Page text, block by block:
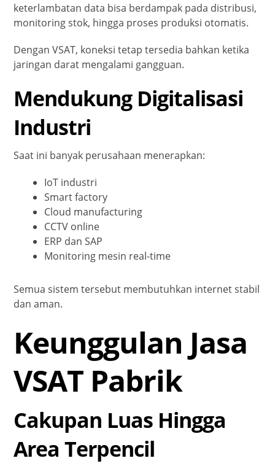
keterlambatan data bisa berdampak pada distribusi,
monitoring stok, hingga proses produksi otomatis.
Dengan VSAT, koneksi tetap tersedia bahkan ketika
jaringan darat mengalami gangguan.
Mendukung Digitalisasi
Industri
Saat ini banyak perusahaan menerapkan:
IoT industri
Smart factory
Cloud manufacturing
CCTV online
ERP dan SAP
Monitoring mesin real-time
Semua sistem tersebut membutuhkan internet stabil
dan aman.
Keunggulan Jasa
VSAT Pabrik
Cakupan Luas Hingga
Area Terpencil